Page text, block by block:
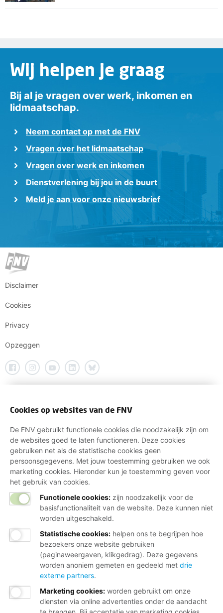
Wij helpen je graag
Bij al je vragen over werk, inkomen en
lidmaatschap.
Neem contact op met de FNV
Vragen over het lidmaatschap
Vragen over werk en inkomen
Dienstverlening bij jou in de buurt
Meld je aan voor onze nieuwsbrief
Disclaimer
Cookies
Privacy
Opzeggen
Cookies op websites van de FNV
De FNV gebruikt functionele cookies die noodzakelijk zijn om
de websites goed te laten functioneren. Deze cookies
gebruiken net als de statistische cookies geen
persoonsgegevens. Met jouw toestemming gebruiken we ook
marketing cookies. Hieronder kun je toestemming geven voor
het gebruik van cookies.
Functionele cookies: zijn noodzakelijk voor de
basisfunctionaliteit van de website. Deze kunnen niet
worden uitgeschakeld.
Statistische cookies: helpen ons te begrijpen hoe
bezoekers onze website gebruiken
(paginaweergaven, klikgedrag). Deze gegevens
worden anoniem gemeten en gedeeld met drie
externe partners.
Marketing cookies: worden gebruikt om onze
diensten via online advertenties onder de aandacht